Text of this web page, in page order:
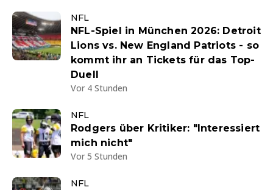
NFL
NFL-Spiel in München 2026: Detroit
Lions vs. New England Patriots - so
kommt ihr an Tickets für das Top-
Duell
Vor 4 Stunden
NFL
Rodgers über Kritiker: "Interessiert
mich nicht"
Vor 5 Stunden
NFL